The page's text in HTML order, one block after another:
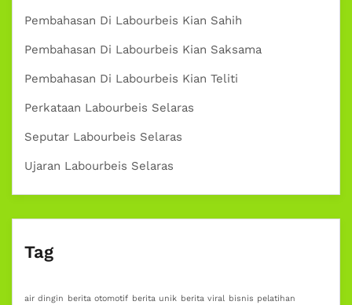
Pembahasan Di Labourbeis Kian Sahih
Pembahasan Di Labourbeis Kian Saksama
Pembahasan Di Labourbeis Kian Teliti
Perkataan Labourbeis Selaras
Seputar Labourbeis Selaras
Ujaran Labourbeis Selaras
Tag
air dingin berita otomotif berita unik berita viral bisnis pelatihan